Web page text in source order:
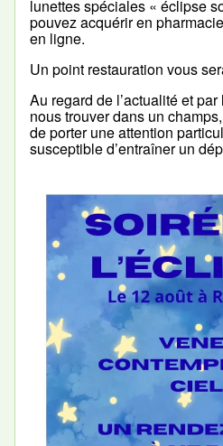
lunettes spéciales « éclipse
pouvez acquérir en
en ligne.
Un point restauration vous
Au regard de l’actualité et
nous trouver dans un
de porter une attention
susceptible d’entraîner un